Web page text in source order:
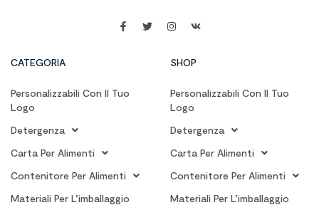
CATEGORIA
Personalizzabili Con Il Tuo
Logo
Detergenza
Carta Per Alimenti
Contenitore Per Alimenti
Materiali Per L’imballaggio
SHOP
Personalizzabili Con Il Tuo
Logo
Detergenza
Carta Per Alimenti
Contenitore Per Alimenti
Materiali Per L’imballaggio